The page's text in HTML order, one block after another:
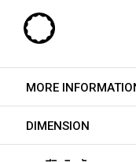
A
H
MORE
DIMENSION